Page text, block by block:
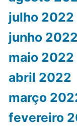
julho 2022
junho 2022
maio 2022
abril 2022
março
fevereiro